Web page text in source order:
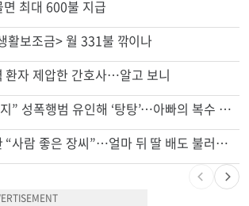
타운에 281유닛 주거단지 들어선다
최대 600불 지급
활보조금> 월 331불 깎이나
환자 제압한 간호사…알고 보니
“내 딸 건드렸지” 성폭행범 유인해 ‘탕탕’…아빠의 복수 결말
엄마 성폭행한 “사람 좋은 장씨”…얼마 뒤 딸 배도 불러왔다